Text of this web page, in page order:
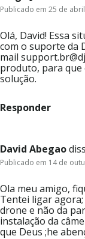
Publicado em 25 de
Olá, David! Essa
com o suporte da
mail
produto, para que
solução.
Responder
David Abegao
Publicado em 14 de
Ola meu amigo,
Tentei ligar
drone e não da
instalação da
que Deus ;he